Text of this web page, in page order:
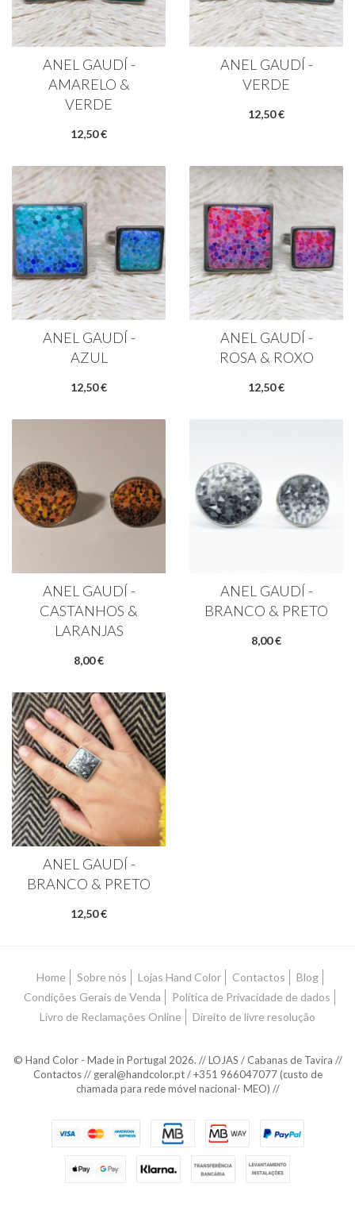
ANEL GAUDÍ -
AMARELO &
VERDE
12,50 €
ANEL GAUDÍ -
VERDE
12,50 €
ANEL GAUDÍ -
AZUL
12,50 €
ANEL GAUDÍ -
ROSA & ROXO
12,50 €
ANEL GAUDÍ -
CASTANHOS &
LARANJAS
8,00 €
ANEL GAUDÍ -
BRANCO & PRETO
8,00 €
ANEL GAUDÍ -
BRANCO & PRETO
12,50 €
Home Sobre nós Lojas Hand Color Contactos
Blog
Condições Gerais de Venda
Política de Privacidade de dados
Livro de Reclamações Online
Direito de livre resolução
© Hand Color - Made in Portugal 2026. // LOJAS / Cabanas de Tavira //
Contactos // geral@handcolor.pt / +351 966047077 (custo de
chamada para rede móvel nacional- MEO) //